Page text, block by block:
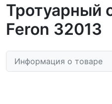
Тротуарный
Feron 32013
Информация о товаре